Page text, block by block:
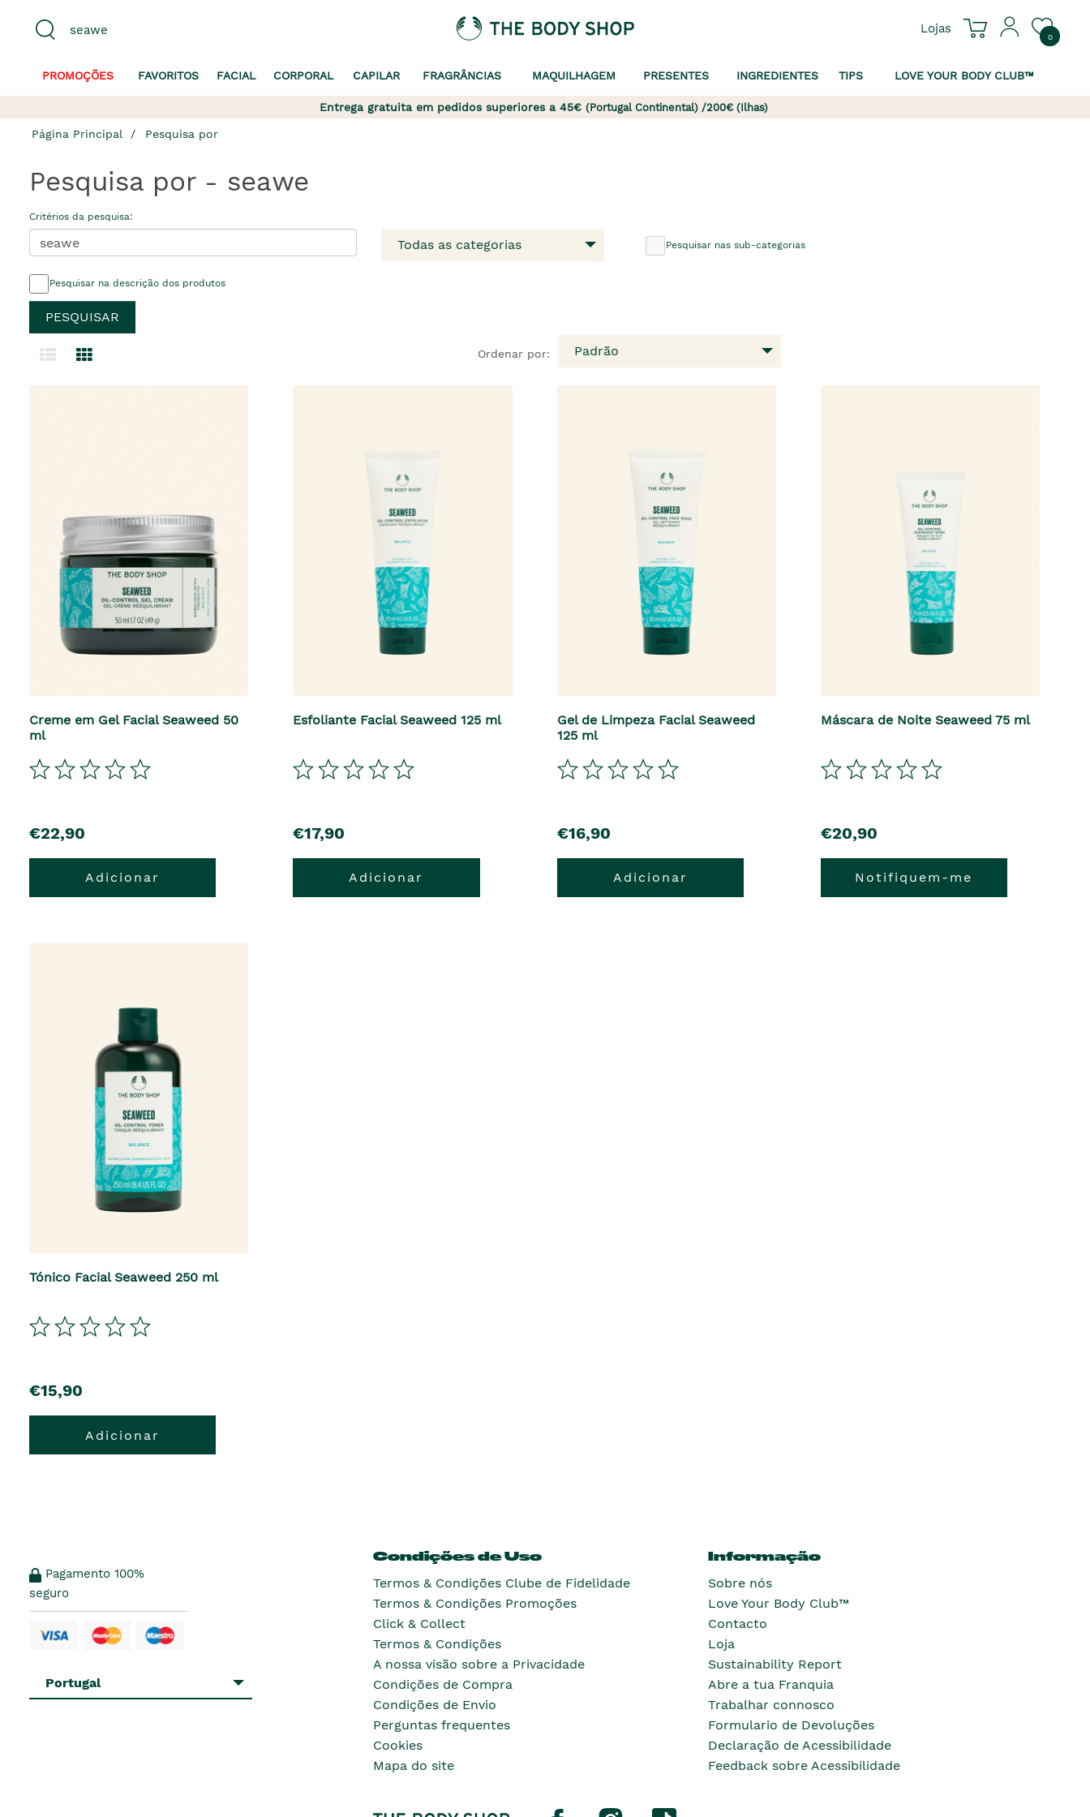
Lojas
0
PROMOÇÕES FAVORITOS FACIAL CORPORAL CAPILAR FRAGRÂNCIAS MAQUILHAGEM PRESENTES INGREDIENTES TIPS LOVE YOUR BODY CLUB™
Entrega gratuita em pedidos superiores a 45€ (Portugal Continental) /200€ (Ilhas)
Página Principal Pesquisa por
Pesquisa por - seawe
Critérios da pesquisa:
Todas as categorias Pesquisar nas sub-categorias
Pesquisar na descrição dos produtos
Ordenar por: Padrão
Creme em Gel Facial Seaweed 50
ml
€22,90
Adicionar
Esfoliante Facial Seaweed 125 ml
€17,90
Adicionar
Gel de Limpeza Facial Seaweed
125 ml
€16,90
Adicionar
Máscara de Noite Seaweed 75 ml
€20,90
Notifiquem-me
Tónico Facial Seaweed 250 ml
€15,90
Adicionar
Pagamento 100%
seguro
Portugal
Condições de Uso
Termos & Condições Clube de Fidelidade
Termos & Condições Promoções
Click & Collect
Termos & Condições
A nossa visão sobre a Privacidade
Condições de Compra
Condições de Envio
Perguntas frequentes
Cookies
Mapa do site
Informação
Sobre nós
Love Your Body Club™
Contacto
Loja
Sustainability Report
Abre a tua Franquia
Trabalhar connosco
Formulario de Devoluções
Declaração de Acessibilidade
Feedback sobre Acessibilidade